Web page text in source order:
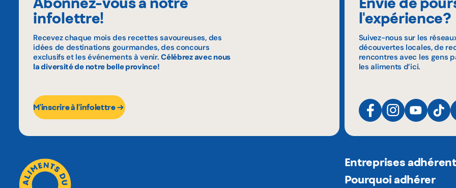
infolettre!
Recevez chaque mois des recettes savoureuses, des
idées de destinations gourmandes, des concours
exclusifs et les événements à venir.Célébrez avec nous
la diversité de notre belle province!
M'inscrire à l'infolettre
l'expérience?
Suivez-nous sur les
découvertes locales, de
rencontres avec les gens
les aliments d’ici.
Entreprises
Pourquoi adhérer